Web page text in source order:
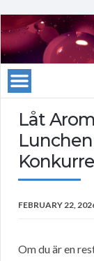
Låt
FEBRUARY 22,
Om du är en